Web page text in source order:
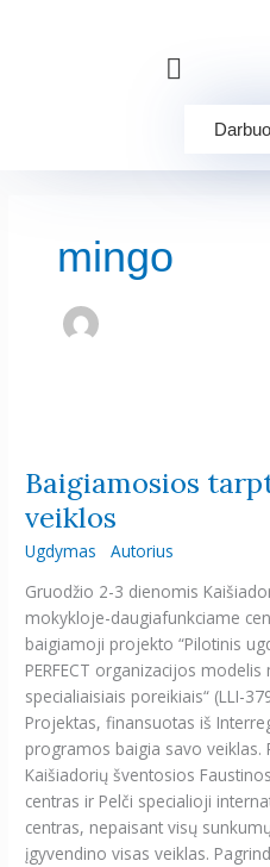
mingo
Baigiamosios
veiklos
Ugdymas Autorius
Gruodžio 2-3 dienomis
mokykloje-daugiafunkciame
baigiamoji projekto “Pilotinis
PERFECT organizacijos
specialiaisiais poreikiais“ (LLI-
Projektas, finansuotas iš
programos baigia savo veiklas.
Kaišiadorių šventosios
centras ir Pelči specialioji
centras, nepaisant visų
įgyvendino visas veiklas.
projekto
veiklos